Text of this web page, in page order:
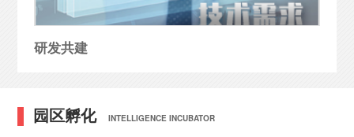
研发共建
园区孵化 INTELLIGENCE INCUBATOR